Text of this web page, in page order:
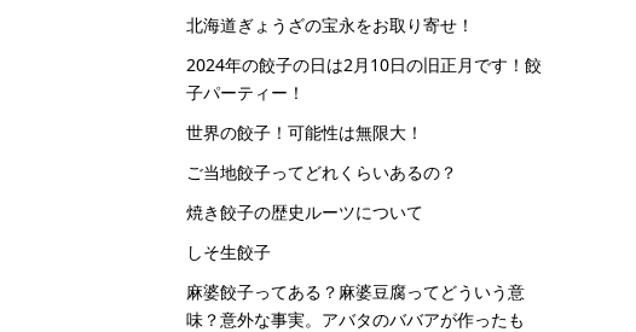
北海道ぎょうざの宝永をお取り寄せ！
2024年の餃子の日は2月10日の旧正月です！餃
子パーティー！
世界の餃子！可能性は無限大！
ご当地餃子ってどれくらいあるの？
焼き餃子の歴史ルーツについて
しそ生餃子
麻婆餃子ってある？麻婆豆腐ってどういう意
味？意外な事実。アバタのババアが作ったも